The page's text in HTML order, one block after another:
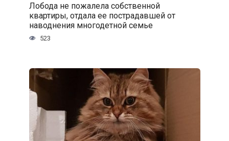
Лобода не пожалела собственной
квартиры, отдала ее пострадавшей от
наводнения многодетной семье
523